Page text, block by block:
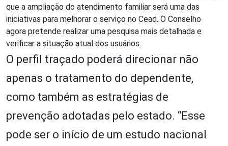
que a ampliação do atendimento familiar será uma das
iniciativas para melhorar o serviço no Cead. O Conselho
agora pretende realizar uma pesquisa mais detalhada e
verificar a situação atual dos usuários.
O perfil traçado poderá direcionar não
apenas o tratamento do dependente,
como também as estratégias de
prevenção adotadas pelo estado. “Esse
pode ser o início de um estudo nacional